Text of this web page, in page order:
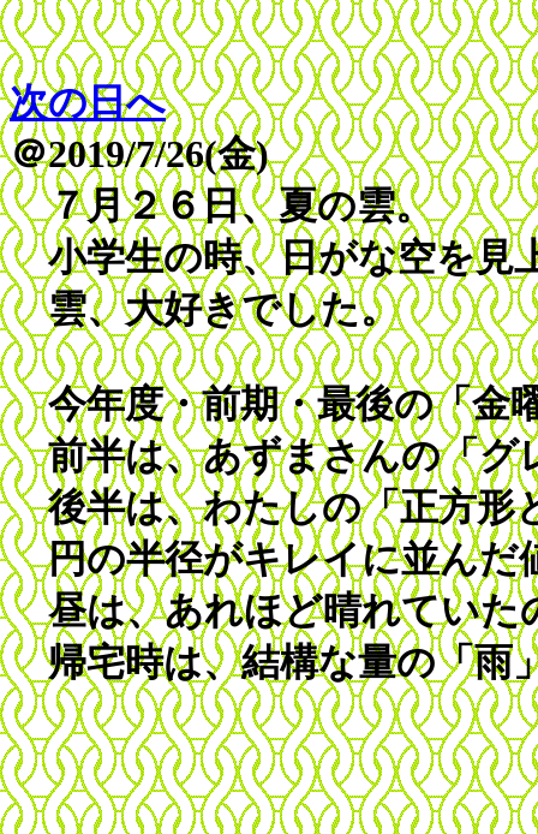
次の日へ
＠2019/7/26(金)
７月２６日、夏の雲。
小学生の時、日がな空を見
雲、大好きでした。
今年度・前期・最後の「金
前半は、あずまさんの「グ
後半は、わたしの「正方形
円の半径がキレイに並んだ
昼は、あれほど晴れていた
帰宅時は、結構な量の「雨